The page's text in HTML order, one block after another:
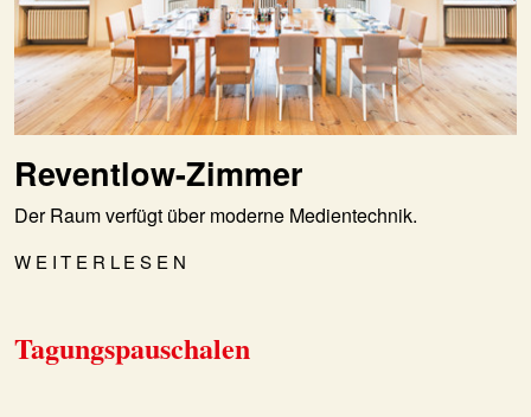
Reventlow-Zimmer
Der Raum verfügt über moderne Medientechnik.
WEITERLESEN
Tagungspauschalen